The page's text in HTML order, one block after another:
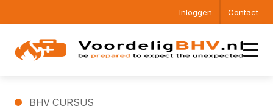
Inloggen Contact
BHV CURSUS